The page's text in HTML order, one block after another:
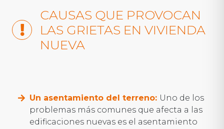
CAUSAS QUE PROVOCAN
LAS GRIETAS EN VIVIENDA
NUEVA
Un asentamiento del terreno: Uno de los
problemas más comunes que afecta a las
edificaciones nuevas es el asentamiento